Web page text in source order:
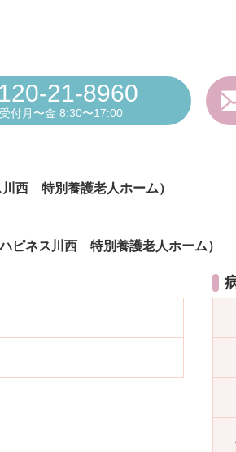
21-8960
受付月〜金 8:30〜17:00
西 特別養護老人ホーム）
ハピネス川西 特別養護老人ホーム）